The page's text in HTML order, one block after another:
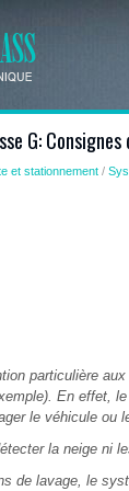
G:
et stationnement/
particulière
En effet,
le véhicule ou
la neige ni
de lavage, le